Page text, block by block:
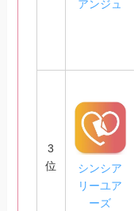
アンジュ
3
位
シンシア
リーユア
ーズ